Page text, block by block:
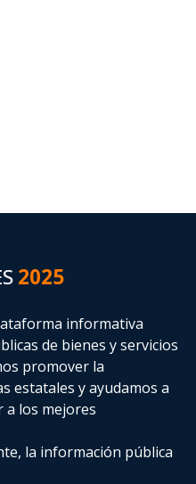
2025
informativa
de bienes y servicios
promover la
estatalesy ayudamos a
a los mejores
la información pública